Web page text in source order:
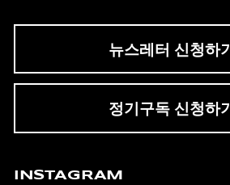
뉴스레터 신청하기
정기구독 신청하기
INSTAGRAM